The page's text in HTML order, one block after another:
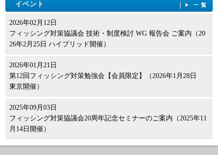
イベント 一覧
2026年02月12日
フィッシング対策協議会 技術・制度検討 WG 報告会 ご案内（20
26年2月25日 ハイブリッド開催）
2026年01月21日
第12回フィッシング対策勉強会【会員限定】（2026年1月28日
東京開催）
2025年09月03日
フィッシング対策協議会20周年記念セミナーのご案内（2025年11
月14日開催）